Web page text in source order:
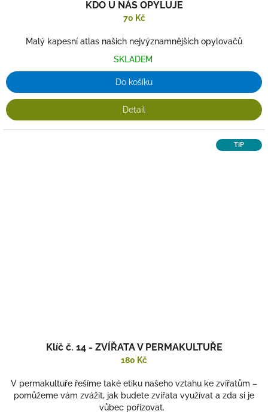
KDO U NÁS OPYLUJE
70 Kč
Malý kapesní atlas našich nejvýznamnějších opylovačů
SKLADEM
Do košíku
Detail
TIP
Klíč č. 14 - ZVÍŘATA V PERMAKULTUŘE
180 Kč
V permakultuře řešíme také etiku našeho vztahu ke zvířatům –
pomůžeme vám zvážit, jak budete zvířata využívat a zda si je
vůbec pořizovat.